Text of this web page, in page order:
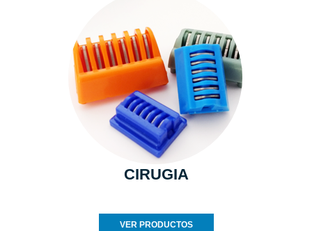
CIRUGIA
VER PRODUCTOS